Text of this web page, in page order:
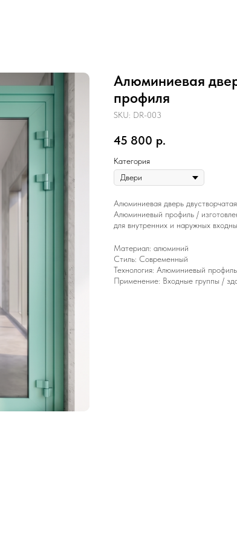
Алюминиевая
профиля
SKU: DR-003
45 800 р.
Категория
Алюминиевая дверь
Алюминиевый профиль /
для внутренних и наружных
Материал: алюминий
Стиль: Современный
Технология: Алюминиевый
Применение: Входные группы /